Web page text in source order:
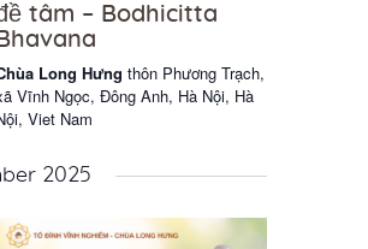
tâm – Bodhicitta
Long Hưng thôn Phương Trạch,
Vĩnh Ngọc, Đông Anh, Hà Nội, Hà
Viet Nam
2025